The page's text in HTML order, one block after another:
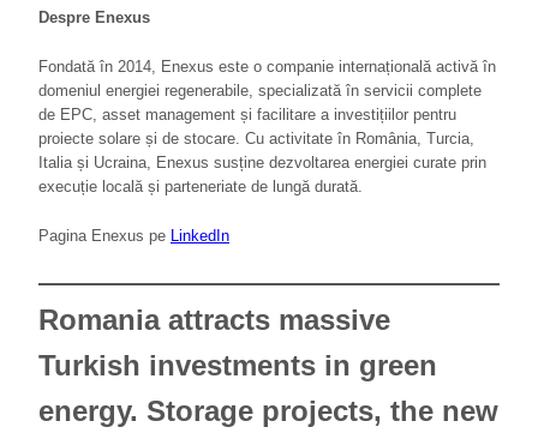
Despre Enexus
Fondată în 2014, Enexus este o companie internațională activă în
domeniul energiei regenerabile, specializată în servicii complete
de EPC, asset management și facilitare a investițiilor pentru
proiecte solare și de stocare. Cu activitate în România, Turcia,
Italia și Ucraina, Enexus susține dezvoltarea energiei curate prin
execuție locală și parteneriate de lungă durată.
Pagina Enexus pe LinkedIn
Romania attracts massive
Turkish investments in green
energy. Storage projects, the new